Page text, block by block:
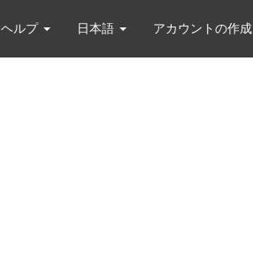
ヘルプ 日本語 アカウントの作成